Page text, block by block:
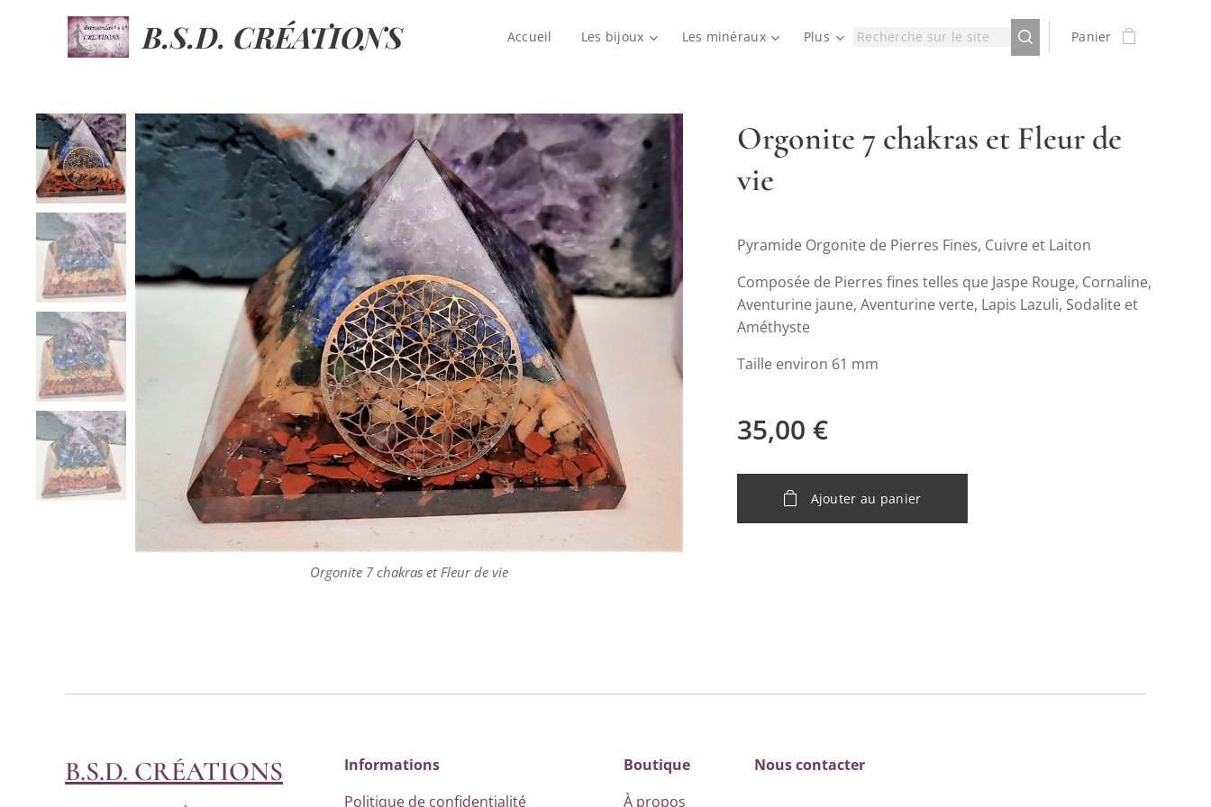
B.S.D. CRÉATIONS Accueil Les bijoux Les minéraux Plus Panier
Orgonite 7 chakras et Fleur de
vie
Orgonite 7 chakras et Fleur de vie
Pyramide Orgonite de Pierres Fines, Cuivre et Laiton
Composée de Pierres fines telles que Jaspe Rouge, Cornaline,
Aventurine jaune, Aventurine verte, Lapis Lazuli, Sodalite et
Améthyste
Taille environ 61 mm
35,00 €
Ajouter au panier
B.S.D. CRÉATIONS
Informations
Politique de confidentialité
Boutique
À propos
Nous contacter